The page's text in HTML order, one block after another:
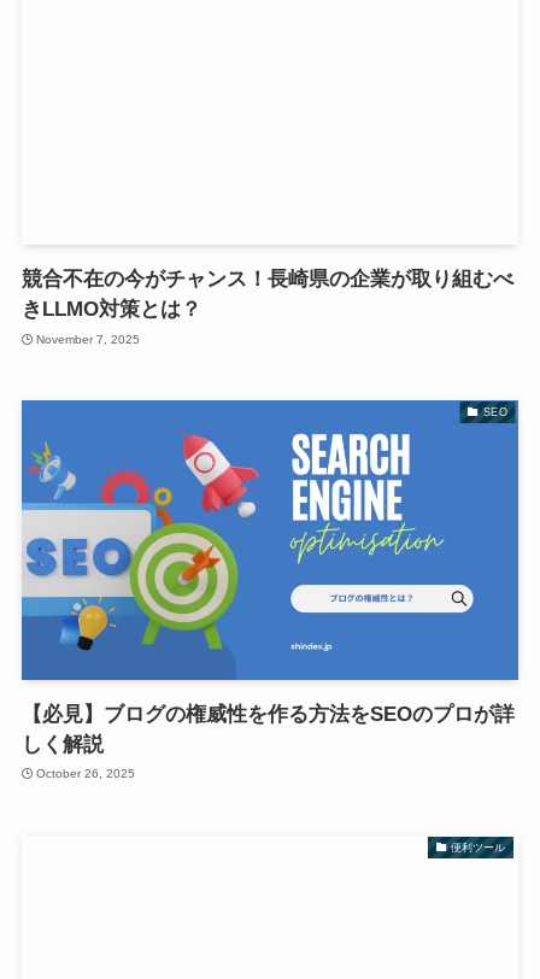
競合不在の今がチャンス！長崎県の企業が取り組むべ
きLLMO対策とは？
November 7, 2025
SEO
【必見】ブログの権威性を作る方法をSEOのプロが詳
しく解説
October 26, 2025
便利ツール